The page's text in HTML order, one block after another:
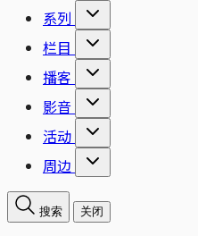
系列
栏目
播客
影音
活动
周边
搜索 关闭